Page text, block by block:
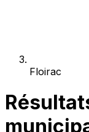
Floirac